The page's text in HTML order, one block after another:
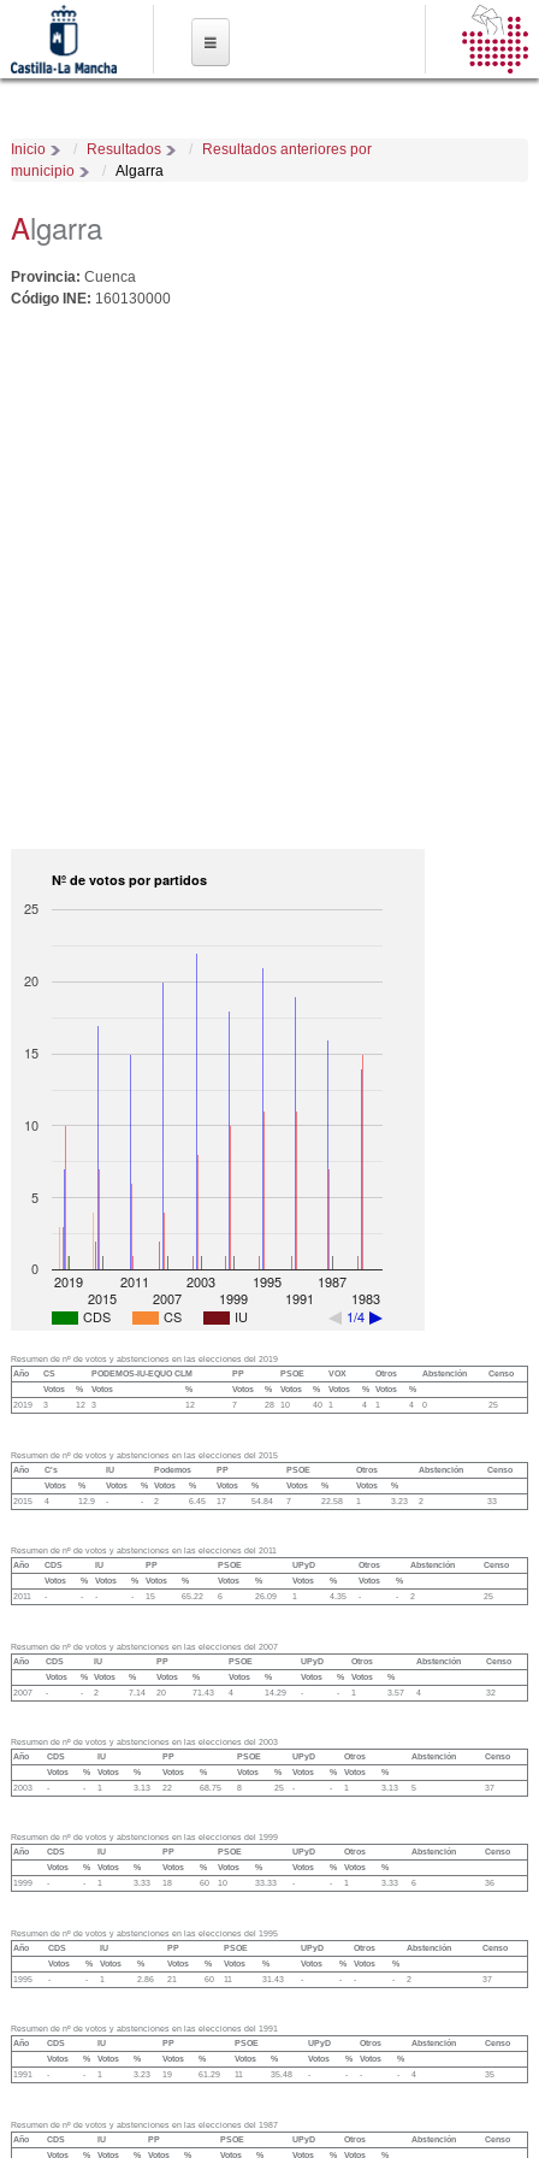
contenido
Inicio Resultados
Resultados anteriores por
municipio
Algarra
Algarra
Provincia: Cuenca
Código INE: 160130000
Nº de votos por partidos
CDS CS IU 1/4
2019
2015
2011
2007
2003
1999
1995
1991
1987
1983
0
5
10
15
20
25
Resumen de nº de votos y abstenciones en las elecciones del 2019
Año
CS PODEMOS-IU-EQUO CLM PP PSOE VOX Otros Abstención
Censo
Votos
% Votos % Votos % Votos % Votos % Votos
%
2019
3 12 3 12 7 28 10 40 1 4 1 4 0 25
Resumen de nº de votos y abstenciones en las elecciones del 2015
Año
C's IU Podemos PP PSOE Otros Abstención
Censo
Votos
% Votos % Votos % Votos % Votos % Votos
%
2015
4 12.9 - - 2 6.45 17 54.84 7 22.58 1 3.23 2 33
Resumen de nº de votos y abstenciones en las elecciones del 2011
Año
CDS IU PP PSOE UPyD Otros Abstención
Censo
Votos
% Votos % Votos % Votos % Votos % Votos
%
2011
- - - - 15 65.22 6 26.09 1 4.35 - - 2 25
Resumen de nº de votos y abstenciones en las elecciones del 2007
Año
CDS IU PP PSOE UPyD Otros Abstención
Censo
Votos
% Votos % Votos % Votos % Votos % Votos
%
2007
- - 2 7.14 20 71.43 4 14.29 - - 1 3.57 4 32
Resumen de nº de votos y abstenciones en las elecciones del 2003
Año
CDS IU PP PSOE UPyD Otros Abstención
Censo
Votos
% Votos % Votos % Votos % Votos % Votos
%
2003
- - 1 3.13 22 68.75 8 25 - - 1 3.13 5 37
Resumen de nº de votos y abstenciones en las elecciones del 1999
Año
CDS IU PP PSOE UPyD Otros Abstención
Censo
Votos
% Votos % Votos % Votos % Votos % Votos
%
1999
- - 1 3.33 18 60 10 33.33 - - 1 3.33 6 36
Resumen de nº de votos y abstenciones en las elecciones del 1995
Año
CDS IU PP PSOE UPyD Otros Abstención
Censo
Votos
% Votos % Votos % Votos % Votos % Votos
%
1995
- - 1 2.86 21 60 11 31.43 - - - - 2 37
Resumen de nº de votos y abstenciones en las elecciones del 1991
Año
CDS IU PP PSOE UPyD Otros Abstención
Censo
Votos
% Votos % Votos % Votos % Votos % Votos
%
1991
- - 1 3.23 19 61.29 11 35.48 - - - - 4 35
Resumen de nº de votos y abstenciones en las elecciones del 1987
Año
CDS IU PP PSOE UPyD Otros Abstención
Censo
Votos
% Votos % Votos % Votos % Votos % Votos %